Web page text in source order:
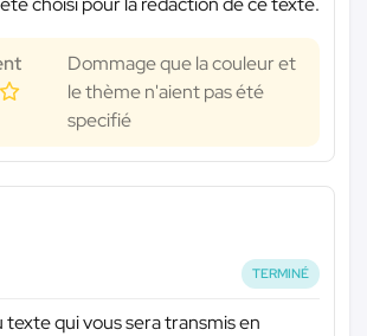
Dommage que la couleur et
le thème n'aient pas été
specifié
TERMINÉ
qui vous sera transmis en